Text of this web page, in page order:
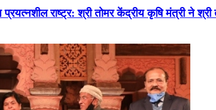
राष्ट्र: श्री तोमर केंद्रीय कृषि मंत्री ने